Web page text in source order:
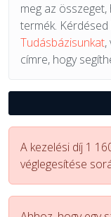
meg az
termék.
Tudásbázisunkat,
címre, hogy
A kezelési díj 1
véglegesítése